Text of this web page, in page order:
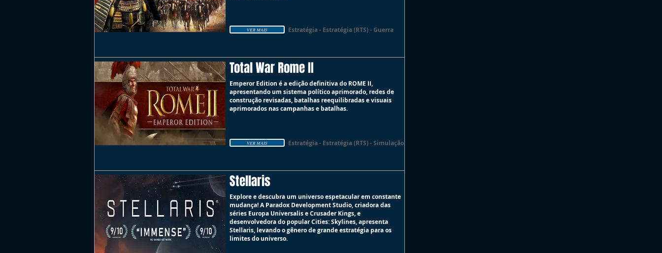
VER MAIS Estratégia - Estratégia (RTS) - Guerra
Total War Rome II
Emperor Edition é a edição definitiva do ROME II,
apresentando um sistema político aprimorado, redes de
construção revisadas, batalhas reequilibradas e visuais
aprimorados nas campanhas e batalhas.
VER MAIS Estratégia - Estratégia (RTS) - Simulação
Stellaris
Explore e descubra um universo espetacular em constante
mudança! A Paradox Development Studio, criadora das
séries Europa Universalis e Crusader Kings, e
desenvolvedora do popular Cities: Skylines, apresenta
Stellaris, levando o gênero de grande estratégia para os
limites do universo.